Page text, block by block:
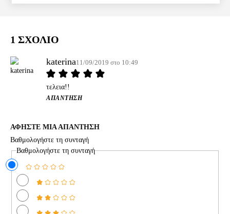
1 ΣΧΟΛΙΟ
katerina11/09/2019 στο 10:49
τελεια!!
ΑΠΆΝΤΗΣΗ
ΑΦΗΣΤΕ ΜΙΑ ΑΠΑΝΤΗΣΗ
Βαθμολογήστε τη συνταγή
Βαθμολογήστε τη συνταγή